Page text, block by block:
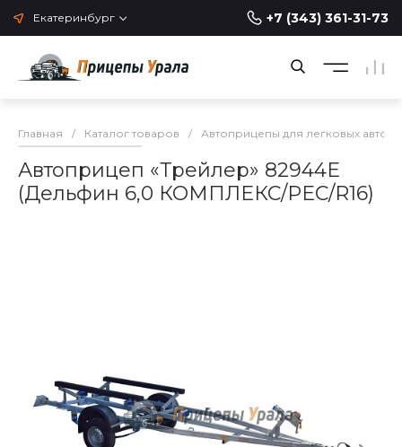
Екатеринбург +7 (343) 361-31-73
Главная / Каталог товаров / Автоприцепы для легковых
Автоприцеп «Трейлер» 82944E
(Дельфин 6,0 КОМПЛЕКС/РЕС/R16)